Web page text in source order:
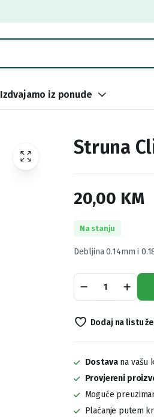
Izdvajamo iz ponude
Struna
20,00 KM
Na stanju
Debljina 0.14mm i
Climax
100m
Dodaj na listu
Dostavana vašu
Provjereni
Moguće
Plaćanje putem